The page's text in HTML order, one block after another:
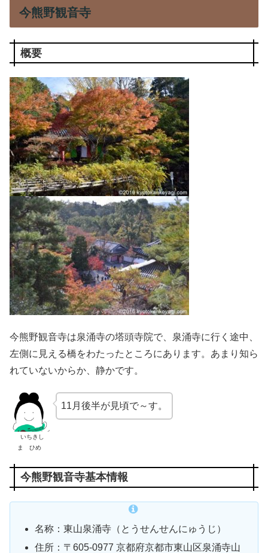
今熊野観音寺
概要
今熊野観音寺は泉涌寺の塔頭寺院で、泉涌寺に行く途中、
左側に見える橋をわたったところにあります。あまり知ら
れていないからか、静かです。
いちきし
ま ひめ
11月後半が見頃で～す。
今熊野観音寺基本情報
名称：東山泉涌寺（とうせんせんにゅうじ）
住所： 〒605-0977 京都府京都市東山区泉涌寺山